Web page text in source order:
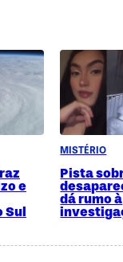
e
Sul
MISTÉRIO
Pista
dá rumo à